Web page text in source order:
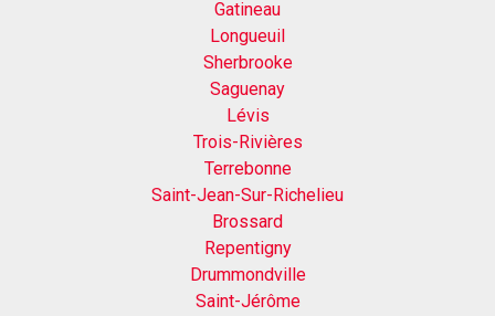
Gatineau
Longueuil
Sherbrooke
Saguenay
Lévis
Trois-Rivières
Terrebonne
Saint-Jean-Sur-Richelieu
Brossard
Repentigny
Drummondville
Saint-Jérôme